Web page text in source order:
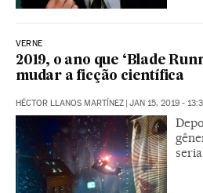
VERNE
2019, o ano que ‘Blade
mudar a ficção científica
HÉCTOR LLANOS MARTÍNEZ | JAN 15, 2019 -